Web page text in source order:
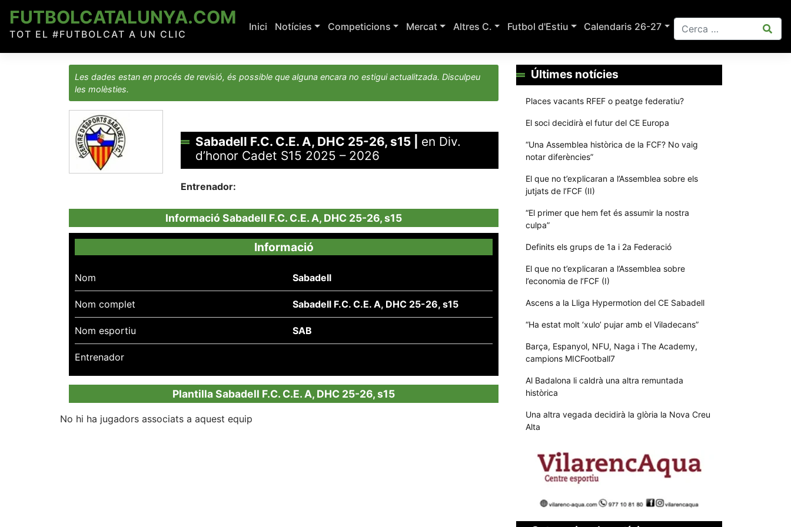
content
FUTBOLCATALUNYA.COM
TOT EL #FUTBOLCAT A UN CLIC
Inici Notícies Competicions Mercat Altres C. Futbol d'Estiu Calendaris 26-27
Les dades estan en procés de revisió, és possible que alguna encara no estigui actualitzada. Disculpeu
les molèsties.
Sabadell F.C. C.E. A, DHC 25-26, s15
en Div.
d’honor Cadet S15 2025 – 2026
Entrenador:
Informació Sabadell F.C. C.E. A, DHC 25-26, s15
Informació
Nom Sabadell
Nom complet Sabadell F.C. C.E. A, DHC 25-26, s15
Nom esportiu SAB
Entrenador
Plantilla Sabadell F.C. C.E. A, DHC 25-26, s15
No hi ha jugadors associats a aquest equip
Últimes notícies
Places vacants RFEF o peatge federatiu?
El soci decidirà el futur del CE Europa
“Una Assemblea històrica de la FCF? No vaig
notar diferències”
El que no t’explicaran a l’Assemblea sobre els
jutjats de l’FCF (II)
“El primer que hem fet és assumir la nostra
culpa”
Definits els grups de 1a i 2a Federació
El que no t’explicaran a l’Assemblea sobre
l’economia de l’FCF (I)
Ascens a la Lliga Hypermotion del CE Sabadell
“Ha estat molt ‘xulo’ pujar amb el Viladecans”
Barça, Espanyol, NFU, Naga i The Academy,
campions MICFootball7
Al Badalona li caldrà una altra remuntada
històrica
Una altra vegada decidirà la glòria la Nova Creu
Alta